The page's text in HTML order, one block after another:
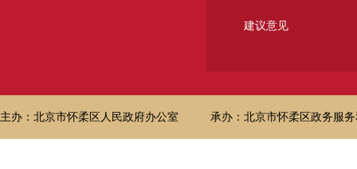
建议意见
主办：北京市怀柔区人民政府办公室 承办：北京市怀柔区政务服